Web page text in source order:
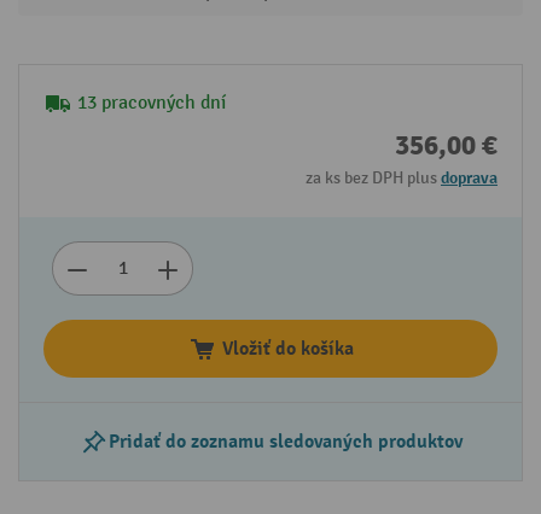
13 pracovných dní
356,00 €
za ks bez DPH plusdoprava
Vložiť do košíka
Pridať do zoznamu sledovaných produktov